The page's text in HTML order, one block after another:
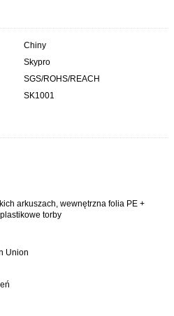
Chiny
Skypro
SGS/ROHS/REACH
SK1001
arkuszach, wewnętrzna folia PE +
torby
Union